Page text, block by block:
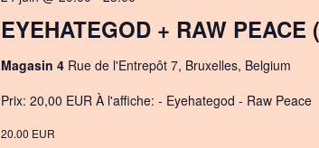
EYEHATEGOD + RAW
Magasin 4 Rue de l'Entrepôt 7, Bruxelles, Belgium
Prix: 20,00 EUR À l'affiche: - Eyehategod - Raw Peace
20.00 EUR